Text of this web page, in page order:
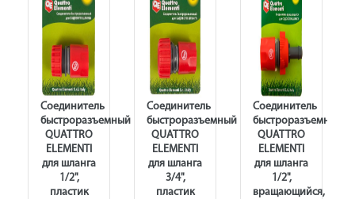
Соединитель
быстроразъемный
QUATTRO
ELEMENTI
для шланга
1/2",
пластик
Соединитель
быстроразъемный
QUATTRO
ELEMENTI
для шланга
3/4",
пластик
Соединитель
быстроразъемный
QUATTRO
ELEMENTI
для шланга
1/2",
вращающийся,